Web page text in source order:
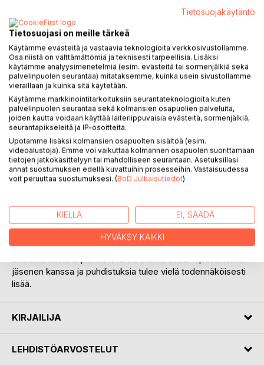
Pauli Liikala kertoo omakohtaisista kokemuksistaan ja
näkemyksistään mm. jälleensyntymisestä, meditoinnista,
kanavoinnista eli meditatiivisesta kirjoittamisesta, intuitiosta,
selvänäköisyydestä ja selvätietoisuudesta. Mukana on
myös omakohtaisia kokemuksia karman ja universaalin
rakkauden käsittelystä.
Tämän vuoden aikana Paulin oma intuitio ja selvänäköisyys
on kehittynyt voimakkaasti. Niiden seurauksena Pauli on
nähnyt välähdyksiä useista entisistä elämistään sekä saanut
niiden elämien henkilöihin ja tapahtumiin liittyvää
selvätietoisuutta. Näissä entisissä elämissä on ollut mukana
useita hänen apassiheimonsa jäseniä ja se on osoitus siitä,
että tietyt henkilöt ympäristössämme kuuluvat samoihin
Entisten elämien selvittäminen ei saa koskaan olla
itsetarkoitus eikä ajanvietettä. Yleensä entisiä elämiä
näytetään meille sen vuoksi, että voimme puhdistaa niihin
liittyvät karmat anteeksiantojen avulla. Paulille on
ilmaantunut näitä puhdistettavia elämiä usean apassiheimon
jäsenen kanssa ja puhdistuksia tulee vielä todennäköisesti
lisää.
KIRJAILIJA
LEHDISTÖARVOSTELUT
Tietosuojakäytäntö
Tietosuojasi on meille tärkeä
Käytämme evästeitä ja vastaavia teknologioita verkkosivustollamme.
Osa niistä on välttämättömiä ja teknisesti tarpeellisia. Lisäksi
käytämme analyysimenetelmiä (esim. evästeitä tai sormenjälkiä sekä
palvelinpuolen seurantaa) mitataksemme, kuinka usein sivustollamme
vieraillaan ja kuinka sitä käytetään.
Käytämme markkinointitarkoituksiin seurantateknologioita kuten
palvelinpuolen seurantaa sekä kolmansien osapuolien palveluita,
joiden kautta voidaan käyttää laiteriippuvaisia evästeitä, sormenjälkiä,
seurantapikseleitä ja IP-osoitteita.
Upotamme lisäksi kolmansien osapuolten sisältöä (esim.
videoalustoja). Emme voi vaikuttaa kolmannen osapuolen suorittamaan
tietojen jatkokäsittelyyn tai mahdolliseen seurantaan. Asetuksillasi
annat suostumuksen edellä kuvattuihin prosesseihin. Vastaisuudessa
voit peruuttaa suostumuksesi. (BoD Julkaisutiedot)
KIELLÄ EI, SÄÄDÄ
HYVÄKSY KAIKKI